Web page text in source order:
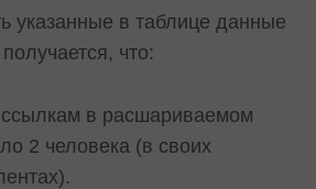
указанные в таблице данные
что:
в расшариваемом
2 человека (в своих